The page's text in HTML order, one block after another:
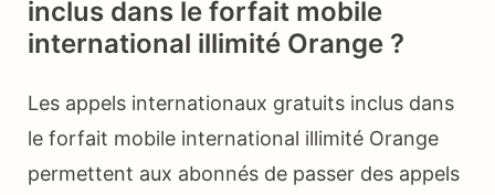
inclus dans le forfait mobile
international illimité Orange ?
Les appels internationaux gratuits inclus dans
le forfait mobile international illimité Orange
permettent aux abonnés de passer des appels